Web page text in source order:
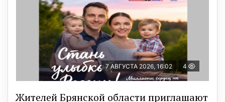
7 АВГУСТА 2026, 16:02 4
Жителей Брянской области приглашают